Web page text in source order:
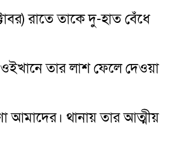
রাতে তাকে দু-হাত বেঁধে
তার লাশ ফেলে দেওয়া
আমাদের। থানায় তার আত্মীয়